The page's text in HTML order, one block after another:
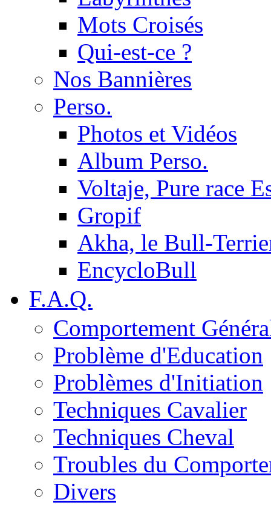
Mots Croisés
Qui-est-ce ?
Nos Bannières
Perso.
Photos et Vidéos
Album Perso.
Voltaje, Pure race
Gropif
Akha, le Bull-
EncycloBull
F.A.Q.
Comportement
Problème d'Education
Problèmes d'Initiation
Techniques Cavalier
Techniques Cheval
Troubles du
Divers